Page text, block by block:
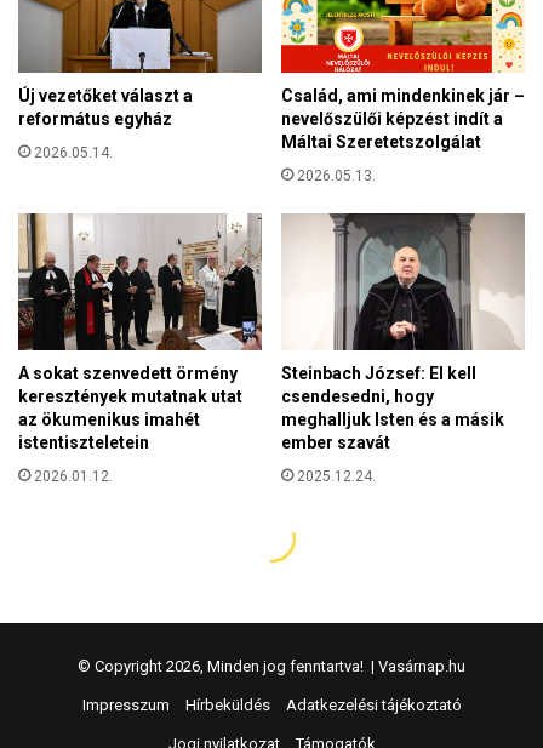
© Copyright 2026, Minden jog fenntartva! | Vasárnap.hu
Impresszum Hírbeküldés Adatkezelési tájékoztató
Jogi nyilatkozat Támogatók